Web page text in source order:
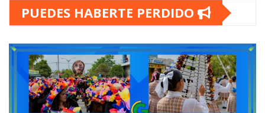
PUEDES HABERTE PERDIDO